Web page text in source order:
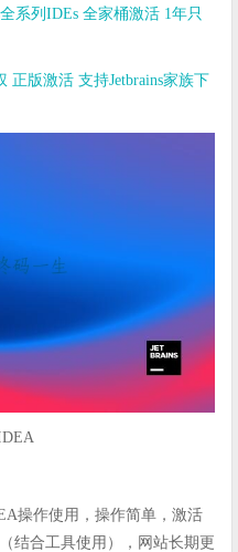
全系列IDEs 全家桶激活 1年只
正版激活 支持Jetbrains家族下
操作使用，操作简单，激活
结合工具使用），网站长期更